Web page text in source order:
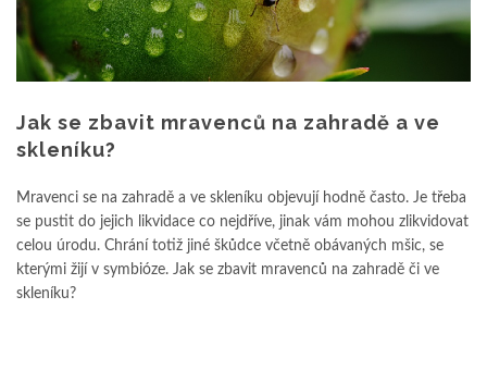
Jak se zbavit mravenců na zahradě a ve
skleníku?
Mravenci se na zahradě a ve skleníku objevují hodně často. Je třeba
se pustit do jejich likvidace co nejdříve, jinak vám mohou zlikvidovat
celou úrodu. Chrání totiž jiné škůdce včetně obávaných mšic, se
kterými žijí v symbióze. Jak se zbavit mravenců na zahradě či ve
skleníku?